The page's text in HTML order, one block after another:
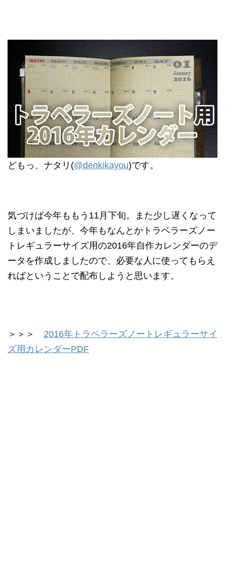
どもっ、ナタリ(@denkikayou)です。
気づけば今年ももう11月下旬。また少し遅くなって
しまいましたが、今年もなんとかトラベラーズノー
トレギュラーサイズ用の2016年自作カレンダーのデ
ータを作成しましたので、必要な人に使ってもらえ
ればということで配布しようと思います。
＞＞＞ 2016年トラベラーズノートレギュラーサイ
ズ用カレンダーPDF